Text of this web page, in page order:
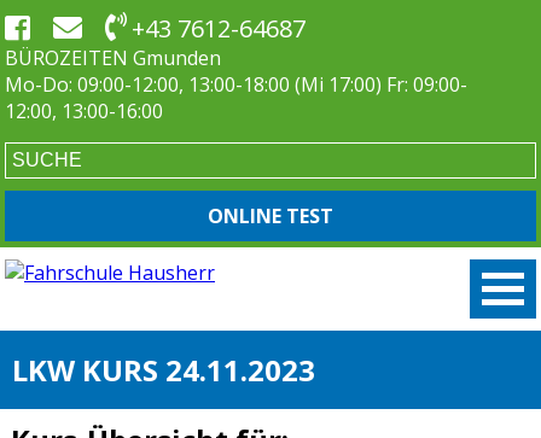
+43 7612-64687
BÜROZEITEN Gmunden
Mo-Do: 09:00-12:00, 13:00-18:00 (Mi 17:00) Fr: 09:00-
12:00, 13:00-16:00
ONLINE TEST
LKW KURS 24.11.2023